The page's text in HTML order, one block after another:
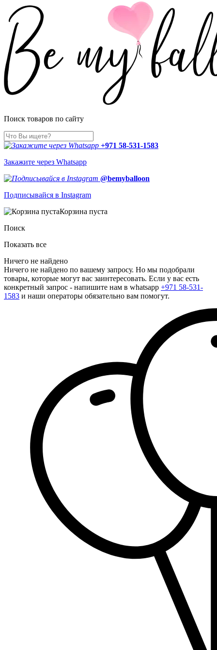
Поиск товаров по сайту
+971 58-531-1583
Закажите через Whatsapp
@bemyballoon
Подписывайся в Instagram
Корзина пуста
Поиск
Показать все
Ничего не найдено
Ничего не найдено по вашему запросу. Но мы подобрали
товары, которые могут вас заинтересовать. Если у вас есть
конкретный запрос - напишите нам в whatsapp +971 58-531-
1583 и наши операторы обязательно вам помогут.